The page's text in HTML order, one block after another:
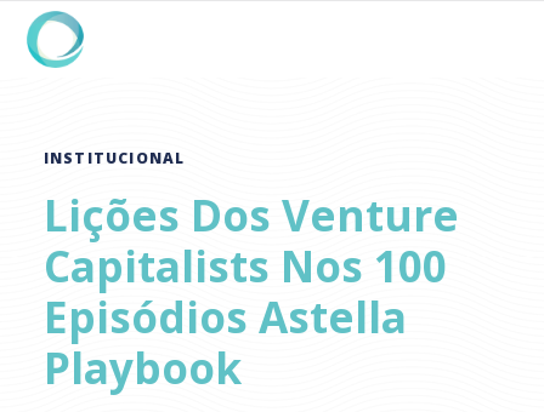
INSTITUCIONAL
Lições Dos Venture
Capitalists Nos 100
Episódios Astella
Playbook